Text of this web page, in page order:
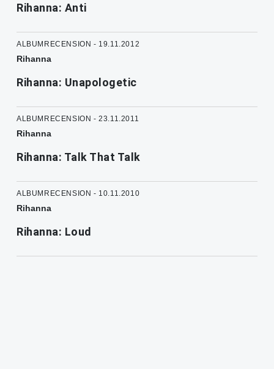
Rihanna: Anti
ALBUMRECENSION - 19.11.2012
Rihanna
Rihanna: Unapologetic
ALBUMRECENSION - 23.11.2011
Rihanna
Rihanna: Talk That Talk
ALBUMRECENSION - 10.11.2010
Rihanna
Rihanna: Loud